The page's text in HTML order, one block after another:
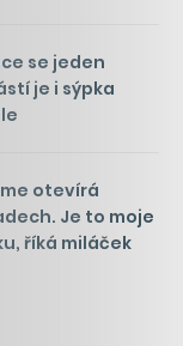
se jeden
je i sýpka
otevírá
Je to moje
říká miláček